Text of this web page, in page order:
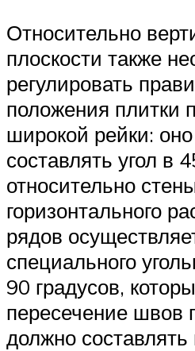
Относительно
плоскости также
регулировать
положения плитки
широкой рейки:
составлять угол в
относительно
горизонтального
рядов
специального
90 градусов,
пересечение швов
должно составлять